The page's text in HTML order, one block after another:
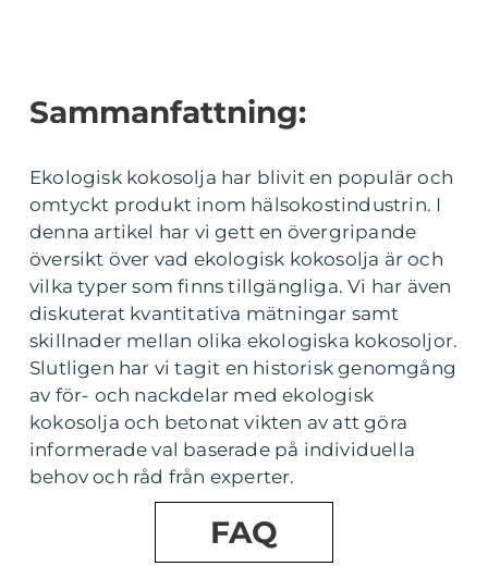
Sammanfattning:
Ekologisk kokosolja har blivit en populär och
omtyckt produkt inom hälsokostindustrin. I
denna artikel har vi gett en övergripande
översikt över vad ekologisk kokosolja är och
vilka typer som finns tillgängliga. Vi har även
diskuterat kvantitativa mätningar samt
skillnader mellan olika ekologiska kokosoljor.
Slutligen har vi tagit en historisk genomgång
av för- och nackdelar med ekologisk
kokosolja och betonat vikten av att göra
informerade val baserade på individuella
behov och råd från experter.
FAQ